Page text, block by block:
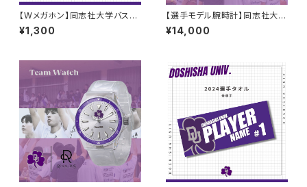
【Wメガホン】同志社大学バスケ
部
¥1,300
【選手モデル腕時計】同志社大学
男子バスケ部
¥14,000